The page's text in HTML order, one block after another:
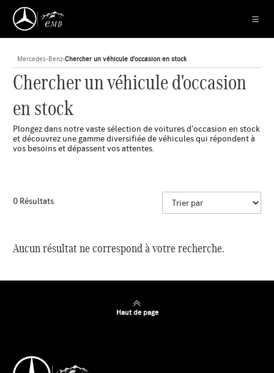
Mercedes-Benz›Chercher un véhicule d'occasion en stock
Chercher un véhicule d'occasion
en stock
Plongez dans notre vaste sélection de voitures d'occasion en stock
et découvrez une gamme diversifiée de véhicules qui répondent à
vos besoins et dépassent vos attentes.
0 Résultats
Aucun résultat ne correspond à votre recherche.
Haut de page